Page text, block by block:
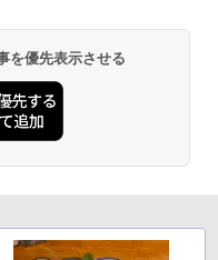
イタリア 2026～2027 地
ロッパ
(オリーブ)
《めざましテレビで紹介》
超強力クマ対策スプレー 30
秒）110ml（連続噴射15
安全ロック搭載 携帯収納袋
・キャンプ・アウトドア・
を優先表示させる